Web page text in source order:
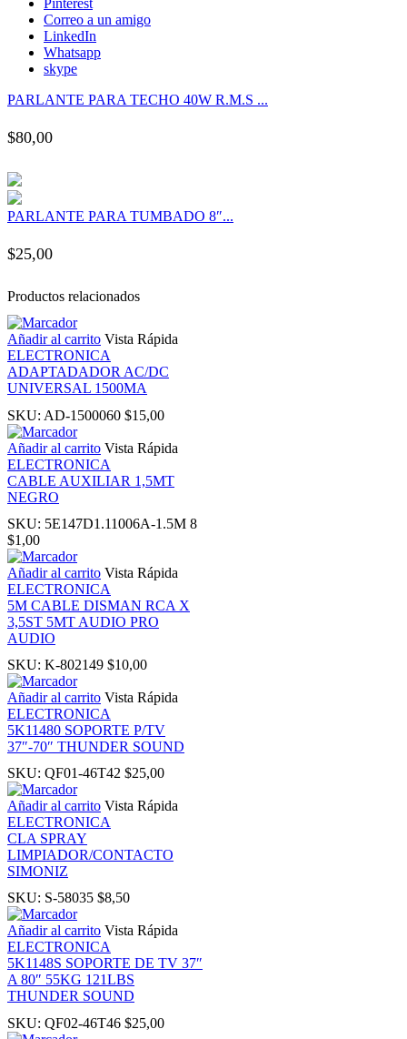
panel
panel
panel
panel
panel
panel
panel
Panel
Panel
panel
Pinterest
Correo a un amigo
LinkedIn
Whatsapp
skype
PARLANTE PARA TECHO 40W R.M.S ...
$80,00
PARLANTE PARA TUMBADO 8″...
$25,00
Productos relacionados
Añadir al carrito Vista Rápida
ELECTRONICA
ADAPTADADOR AC/DC
UNIVERSAL 1500MA
SKU: AD-1500060 $15,00
Añadir al carrito Vista Rápida
ELECTRONICA
CABLE AUXILIAR 1,5MT
NEGRO
SKU: 5E147D1.11006A-1.5M 8
$1,00
Añadir al carrito Vista Rápida
ELECTRONICA
5M CABLE DISMAN RCA X
3,5ST 5MT AUDIO PRO
AUDIO
SKU: K-802149 $10,00
Añadir al carrito Vista Rápida
ELECTRONICA
5K11480 SOPORTE P/TV
37″-70″ THUNDER SOUND
SKU: QF01-46T42 $25,00
Añadir al carrito Vista Rápida
ELECTRONICA
CLA SPRAY
LIMPIADOR/CONTACTO
SIMONIZ
SKU: S-58035 $8,50
Añadir al carrito Vista Rápida
ELECTRONICA
5K1148S SOPORTE DE TV 37″
A 80″ 55KG 121LBS
THUNDER SOUND
SKU: QF02-46T46 $25,00